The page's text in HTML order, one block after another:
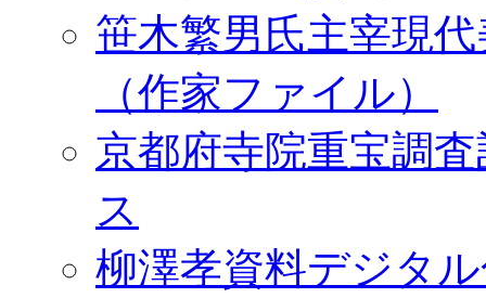
笹木繁男氏主宰現
（作家ファイル）
京都府寺院重宝調
ス
柳澤孝資料デジタ